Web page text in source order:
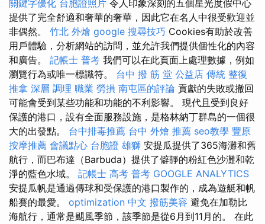
關鍵字優化 台胞證照片 令人印象深刻的五個星光度假中心
提供了完全舒適和奢華的奢華，因此它在名人中很受歡迎並
非偶然。 竹北 外燴 google 搜尋技巧 Cookies有助於改善
用戶體驗，分析網站的訪問，並允許我們提供個性化的內容
和廣告。 記帳士 普考 我們可以在此頁面上處理數據，例如
瀏覽行為或唯一標識符。 台中 撥 筋 堂 公益店 傳統 整復
推拿 深層 調理 職業 勞損 南屯區的評論 貢獻的失敗或撤回
可能會受到某些功能和功能的不利影響。 現代且受到良好
保護的港口，設有全面服務設施，是格林納丁群島的一個很
大的出發點。 台中排毒推薦 台中 外燴 推薦 seo教學 豐原
按摩推薦 會議點心 台胞證 雄獅 安提瓜提供了365海灘和舊
航行，而巴布達（Barbuda）提供了僻靜的粉紅色沙灘和乾
淨的藍色水域。 記帳士 高考 普考 GOOGLE ANALYTICS
安提瓜帆是通過傳球和受保護的港口製作的，成為遊艇和帆
船賽的最愛。 optimization 中文 撥筋美容 避免在加勒比
海航行，通常是颶風季節，該季節是從6月到11月的。 在此